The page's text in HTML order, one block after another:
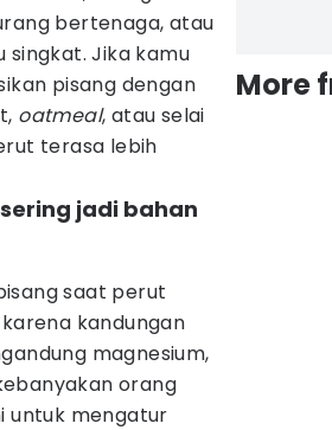
bertenaga, atau
singkat. Jika kamu
pisang dengan
oatmeal, atau selai
terasa lebih
jadi bahan
saat perut
kandungan
magnesium,
orang
untuk mengatur
More